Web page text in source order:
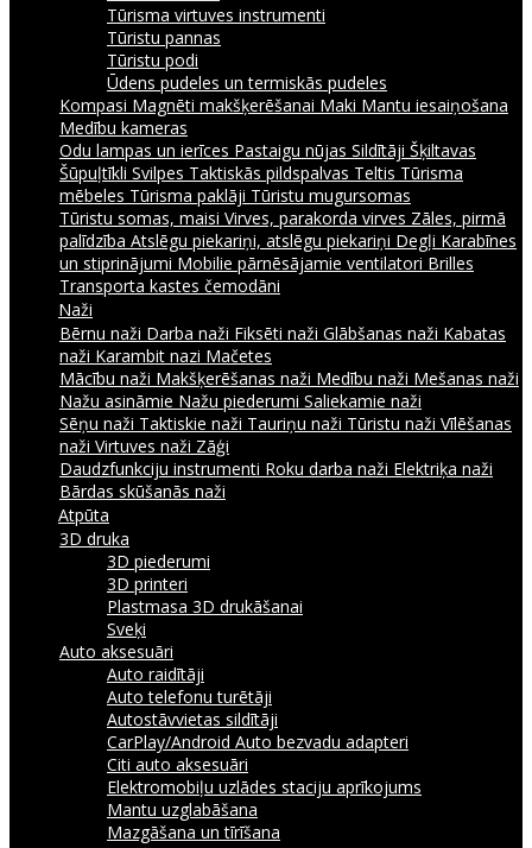
Tūrisma virtuves instrumenti
Tūristu pannas
Tūristu podi
Ūdens pudeles un termiskās pudeles
Kompasi Magnēti makšķerēšanai Maki Mantu iesaiņošana
Medību kameras
Odu lampas un ierīces Pastaigu nūjas Sildītāji Šķiltavas
Šūpuļtīkli Svilpes Taktiskās pildspalvas Teltis Tūrisma
mēbeles Tūrisma paklāji Tūristu mugursomas
Tūristu somas, maisi Virves, parakorda virves Zāles, pirmā
palīdzība Atslēgu piekariņi, atslēgu piekariņi Degļi Karabīnes
un stiprinājumi Mobilie pārnēsājamie ventilatori Brilles
Transporta kastes čemodāni
Naži
Bērnu naži Darba naži Fiksēti naži Glābšanas naži Kabatas
naži Karambit nazi Mačetes
Mācību naži Makšķerēšanas naži Medību naži Mešanas naži
Nažu asināmie Nažu piederumi Saliekamie naži
Sēņu naži Taktiskie naži Tauriņu naži Tūristu naži Vīlēšanas
naži Virtuves naži Zāģi
Daudzfunkciju instrumenti Roku darba naži Elektriķa naži
Bārdas skūšanās naži
Atpūta
3D druka
3D piederumi
3D printeri
Plastmasa 3D drukāšanai
Sveķi
Auto aksesuāri
Auto raidītāji
Auto telefonu turētāji
Autostāvvietas sildītāji
CarPlay/Android Auto bezvadu adapteri
Citi auto aksesuāri
Elektromobiļu uzlādes staciju aprīkojums
Mantu uzglabāšana
Mazgāšana un tīrīšana